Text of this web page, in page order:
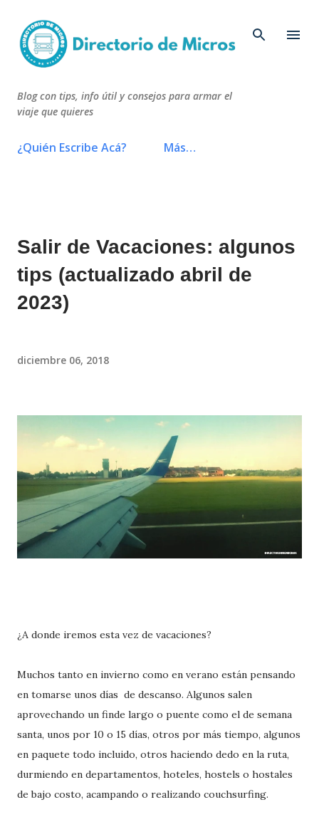
Blog con tips, info útil y consejos para armar el
viaje que quieres
¿Quién Escribe Acá? Más…
Salir de Vacaciones: algunos
tips (actualizado abril de
2023)
diciembre 06, 2018
¿A donde iremos esta vez de vacaciones?
Muchos tanto en invierno como en verano están pensando
en tomarse unos días de descanso. Algunos salen
aprovechando un finde largo o puente como el de semana
santa, unos por 10 o 15 días, otros por más tiempo, algunos
en paquete todo incluido, otros haciendo dedo en la ruta,
durmiendo en departamentos, hoteles, hostels o hostales
de bajo costo, acampando o realizando couchsurfing.